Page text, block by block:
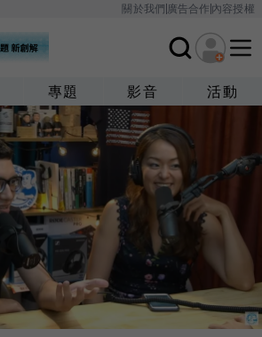
關於我們廣告合作內容授權
專題 影音 活動